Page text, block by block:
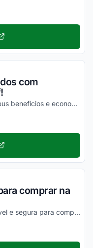
com
Aproveite agora mesmo todos os seus benefícios e economize nas suas compras ainda hoje!
comprar na
A loja virtual Contabo é boa, confiável e segura para compras online. Pesquise, confira os comentários e constate!